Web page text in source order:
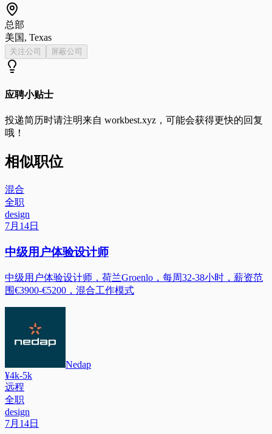
总部
美国, Texas
关注公司 屏蔽公司
应聘小贴士
投递简历时请注明来自 workbest.xyz ，可能会获得更快的回复
哦！
相似职位
混合
全职
design
7月14日
中级用户体验设计师
中级用户体验设计师，荷兰Groenlo，每周32-38小时，薪资范
围€3900-€5200，混合工作模式
Nedap
¥4k-5k
远程
全职
design
7月14日